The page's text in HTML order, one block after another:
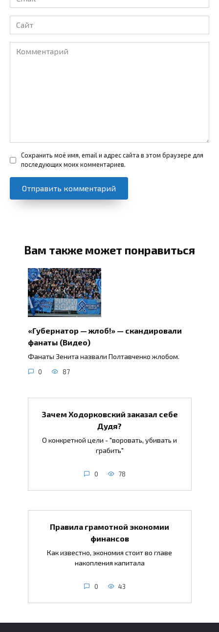
*
Сайт
Комментарий
Сохранить моё имя, email и адрес сайта в этом браузере для
последующих моих комментариев.
Вам также может понравиться
«Губернатор — жлоб!» — скандировали
фанаты (Видео)
Фанаты Зенита назвали Полтавченко жлобом.
0 87
Зачем Ходорковский заказал себе
Дудя?
О конкретной цели - "воровать, убивать и
грабить"
0 78
Правила грамотной экономии
финансов
Как известно, экономия стоит во главе
накопления капитала
0 43